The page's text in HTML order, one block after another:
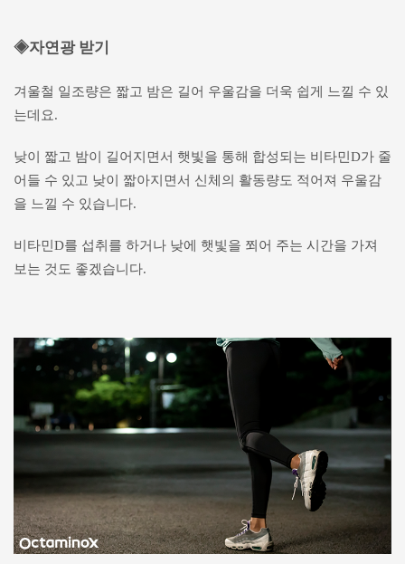
◈자연광 받기
겨울철 일조량은 짧고 밤은 길어 우울감을 더욱 쉽게 느낄 수 있
는데요.
낮이 짧고 밤이 길어지면서 햇빛을 통해 합성되는 비타민D가 줄
어들 수 있고 낮이 짧아지면서 신체의 활동량도 적어져 우울감
을 느낄 수 있습니다.
비타민D를 섭취를 하거나 낮에 햇빛을 쬐어 주는 시간을 가져
보는 것도 좋겠습니다.